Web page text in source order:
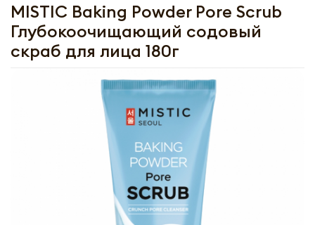
MISTIC Baking Powder Pore Scrub
Глубокоочищающий содовый
скраб для лица 180г